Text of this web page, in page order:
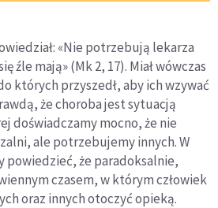
«Nie potrzebują lekarza
źle mają» (Mk 2, 17). Miał wówczas
których przyszedł, aby ich wzywać
że choroba jest sytuacją
doświadczamy mocno, że nie
ale potrzebujemy innych. W
powiedzieć, że paradoksalnie,
czasem, w którym człowiek
oraz innych otoczyć opieką.